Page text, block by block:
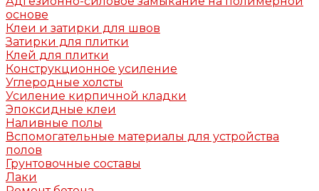
основе
Клеи и затирки для швов
Затирки для плитки
Клей для плитки
Конструкционное усиление
Углеродные холсты
Усиление кирпичной кладки
Эпоксидные клеи
Наливные полы
Вспомогательные материалы для устройства
полов
Грунтовочные составы
Лаки